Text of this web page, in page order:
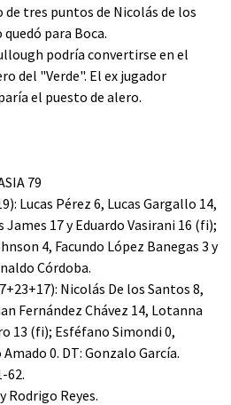
tres puntos de Nicolás de los
para Boca.
podría convertirse en el
del "Verde". El ex jugador
el puesto de alero.
79
Lucas Pérez 6, Lucas Gargallo 14,
James 17 y Eduardo Vasirani 16 (fi);
4, Facundo López Banegas 3 y
Córdoba.
Nicolás De los Santos 8,
Fernández Chávez 14, Lotanna
13 (fi); Esféfano Simondi 0,
0. DT: Gonzalo García.
62.
Rodrigo Reyes.